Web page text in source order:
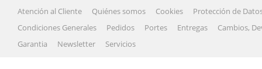
Atención al Cliente Quiénes somos Cookies
Protección de
Condiciones Generales
Pedidos Portes Entregas
Cambios,
Garantia
Newsletter Servicios